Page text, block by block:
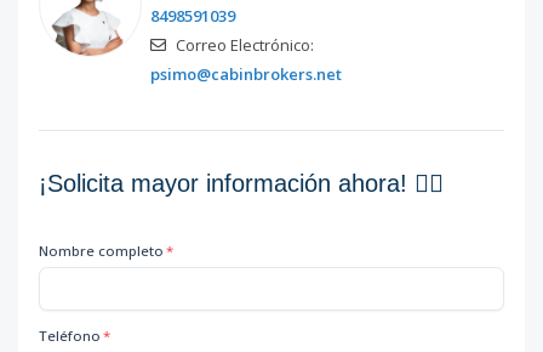
8498591039
Correo Electrónico:
psimo@cabinbrokers.net
¡Solicita mayor información ahora! 👇🏽
Nombre completo *
Teléfono *